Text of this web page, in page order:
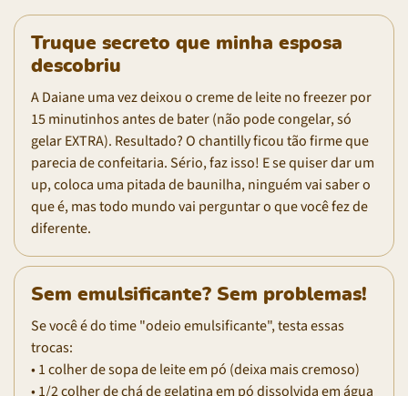
Truque secreto que minha esposa
descobriu
A Daiane uma vez deixou o creme de leite no freezer por
15 minutinhos antes de bater (não pode congelar, só
gelar EXTRA). Resultado? O chantilly ficou tão firme que
parecia de confeitaria. Sério, faz isso! E se quiser dar um
up, coloca uma pitada de baunilha, ninguém vai saber o
que é, mas todo mundo vai perguntar o que você fez de
diferente.
Sem emulsificante? Sem problemas!
Se você é do time "odeio emulsificante", testa essas
trocas:
• 1 colher de sopa de leite em pó (deixa mais cremoso)
• 1/2 colher de chá de gelatina em pó dissolvida em água